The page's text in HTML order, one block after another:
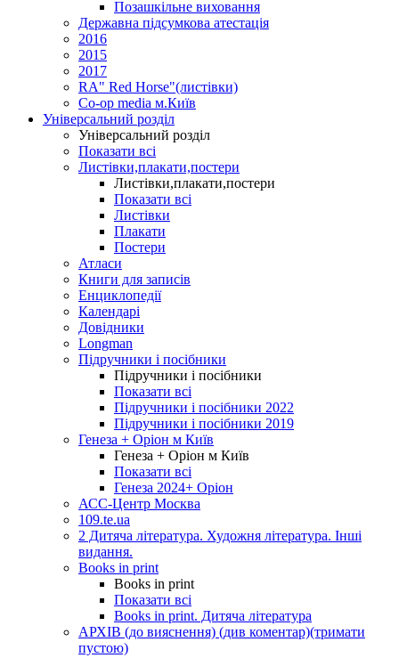
Позашкільне виховання
Державна підсумкова атестація
2016
2015
2017
RA" Red Horse"(листівки)
Co-op media м.Київ
Універсальний розділ
Універсальний розділ
Показати всі
Листівки,плакати,постери
Листівки,плакати,постери
Показати всі
Листівки
Плакати
Постери
Атласи
Книги для записів
Енциклопедії
Календарі
Довідники
Longman
Підручники і посібники
Підручники і посібники
Показати всі
Підручники і посібники 2022
Підручники і посібники 2019
Генеза + Оріон м Київ
Генеза + Оріон м Київ
Показати всі
Генеза 2024+ Оріон
АСС-Центр Москва
109.te.ua
2 Дитяча література. Художня література. Інші
видання.
Books in print
Books in print
Показати всі
Books in print. Дитяча література
АРХІВ (до вияснення) (див коментар)(тримати
пустою)